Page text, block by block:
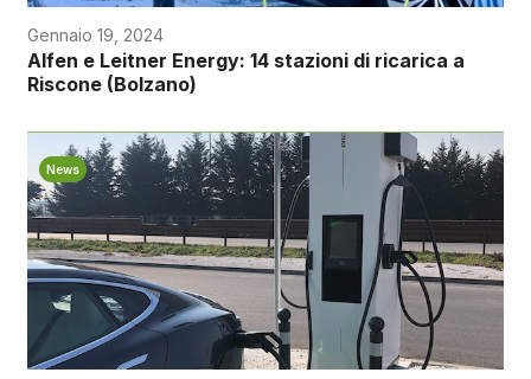
Gennaio 19, 2024
Alfen e Leitner Energy: 14 stazioni di ricarica a
Riscone (Bolzano)
News